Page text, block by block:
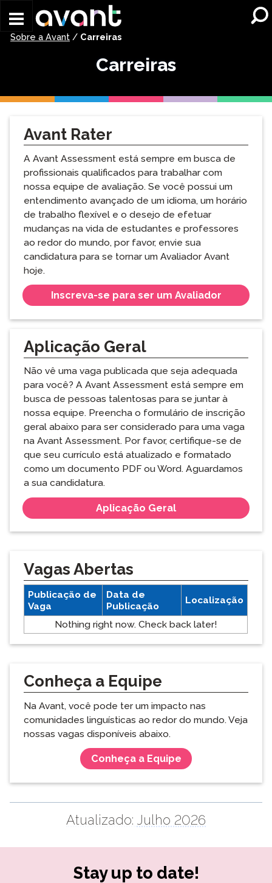
Sobre a Avant / Carreiras
Carreiras
Avant Rater
A Avant Assessment está sempre em busca de
profissionais qualificados para trabalhar com
nossa equipe de avaliação. Se você possui um
entendimento avançado de um idioma, um horário
de trabalho flexível e o desejo de efetuar
mudanças na vida de estudantes e professores
ao redor do mundo, por favor, envie sua
candidatura para se tornar um Avaliador Avant
hoje.
Inscreva-se para ser um Avaliador
Aplicação Geral
Não vê uma vaga publicada que seja adequada
para você? A Avant Assessment está sempre em
busca de pessoas talentosas para se juntar à
nossa equipe. Preencha o formulário de inscrição
geral abaixo para ser considerado para uma vaga
na Avant Assessment. Por favor, certifique-se de
que seu currículo está atualizado e formatado
como um documento PDF ou Word. Aguardamos
a sua candidatura.
Aplicação Geral
Vagas Abertas
Publicação de
Vaga
Data de
Publicação
Localização
Nothing right now. Check back later!
Conheça a Equipe
Na Avant, você pode ter um impacto nas
comunidades linguísticas ao redor do mundo. Veja
nossas vagas disponíveis abaixo.
Conheça a Equipe
Atualizado: Julho 2026
Stay up to date!